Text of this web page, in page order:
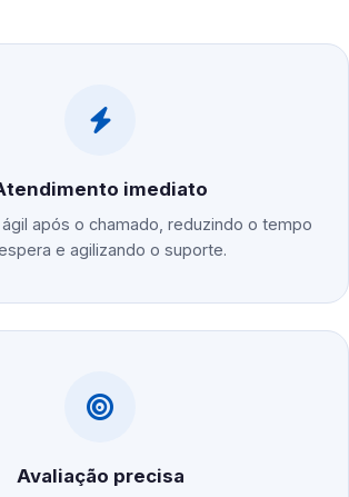
imediato
após o chamado, reduzindo o tempo
e agilizando o suporte.
Avaliação precisa